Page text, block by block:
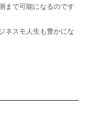
まで可能になるのです
ネスモ人生も豊かにな